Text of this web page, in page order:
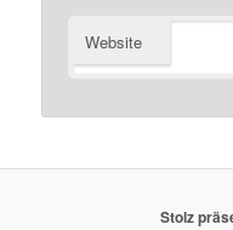
Website
Stolz